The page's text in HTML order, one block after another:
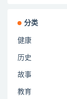
分类
健康
历史
故事
教育